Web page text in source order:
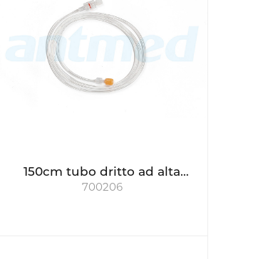
150cm tubo dritto ad alta
pressione
700206